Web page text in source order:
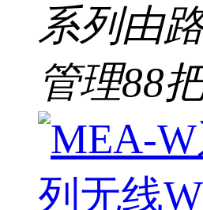
系列由
管理88